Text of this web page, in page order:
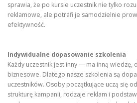
sprawia, że po kursie uczestnik nie tylko
reklamowe, ale potrafi je samodzielnie
efektywność.
Indywidualne dopasowanie szkolenia
Każdy uczestnik jest inny — ma inną wiedzę,
biznesowe. Dlatego nasze szkolenia są
uczestników. Osoby początkujące uczą się
strukturę kampanii, rodzaje reklam i